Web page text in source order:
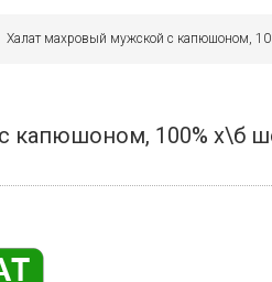
Халат махровый мужской с капюшоном,
капюшоном, 100% х\б